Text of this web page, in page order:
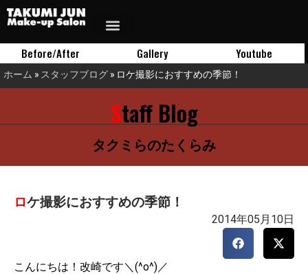
Before/After Gallery Youtube
ホーム » スタッフブログ » ロケ撮影におすすめの季節！
Staff Blog
タクミらのたくらみ
ロケ撮影におすすめの季節！
2014年05月10日
こんにちは！改崎です＼(^o^)／